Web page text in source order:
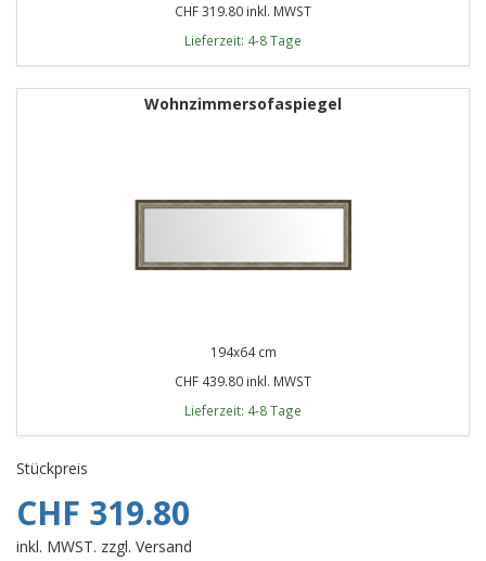
CHF 319.80 inkl. MWST
Lieferzeit: 4-8 Tage
Wohnzimmersofaspiegel
194x64 cm
CHF 439.80 inkl. MWST
Lieferzeit: 4-8 Tage
Stückpreis
CHF 319.80
inkl. MWST. zzgl. Versand